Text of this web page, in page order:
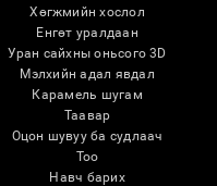
Хөгжмийн хослол
Eнгөт уралдаан
Уран сайхны оньсого 3D
Мэлхийн адал явдал
Карамель шугам
Таавар
Оцон шувуу ба судлаач
Тоо
Навч барих